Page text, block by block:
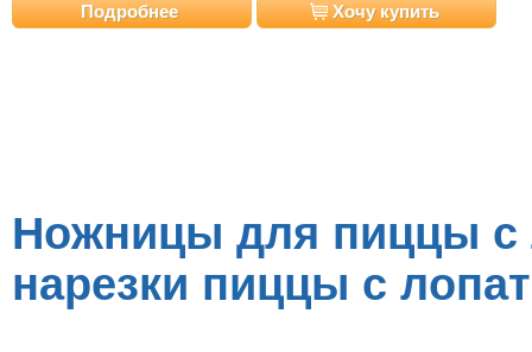
Подробнее Хочу купить
Ножницы для пиццы с
нарезки пиццы с